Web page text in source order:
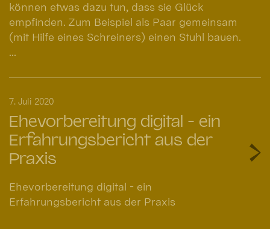
können etwas dazu tun, dass sie Glück
empfinden. Zum Beispiel als Paar gemeinsam
(mit Hilfe eines Schreiners) einen Stuhl bauen.
...
Ehevorbereitung digital - ein
Erfahrungsbericht aus der
Praxis
7. Juli 2020
Ehevorbereitung digital - ein
Erfahrungsbericht aus der Praxis